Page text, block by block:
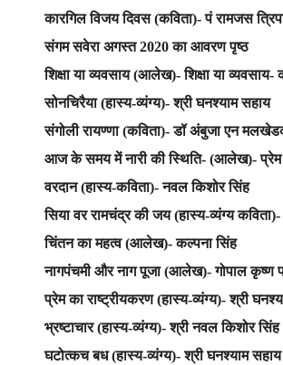
कारगिल विजय दिवस (कविता)- पं रामजस
संगम सवेरा अगस्त 2020 का आवरण पृष्ठ
शिक्षा या व्यवसाय (आलेख)- शिक्षा या
सोनचिरैया (हास्य-व्यंग्य)- श्री घनश्याम सहाय
संगोली रायण्णा (कविता)- डॉ अंबुजा एन
आज के समय में नारी की स्थिति- (आलेख)-
वरदान (हास्य-कविता)- नवल किशोर सिंह
सिया वर रामचंद्र की जय (हास्य-व्यंग्य कविता)-
चिंतन का महत्व (आलेख)- कल्पना सिंह
नागपंचमी और नाग पूजा (आलेख)- गोपाल कृष्ण
प्रेम का राष्ट्रीयकरण (हास्य-व्यंग्य)- श्री
भ्रष्टाचार (हास्य-व्यंग्य)- श्री नवल किशोर सिंह
घटोत्कच बध (हास्य-व्यंग्य)- श्री घनश्याम सहाय